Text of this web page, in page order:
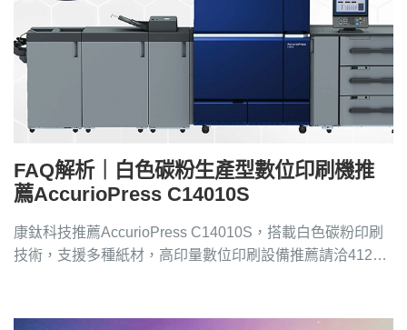
FAQ解析｜白色碳粉生產型數位印刷機推
薦AccurioPress C14010S
康鈦科技推薦AccurioPress C14010S，搭載白色碳粉印刷
技術，支援多種紙材，高印量數位印刷設備推薦請洽4128-